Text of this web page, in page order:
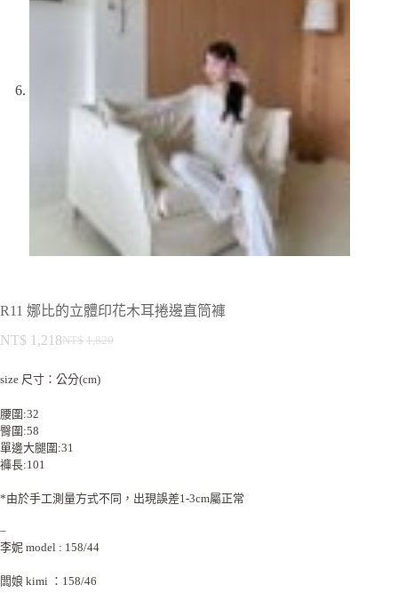
R11 娜比的立體印花木耳捲邊直筒褲
NT$ 1,820
NT$ 1,218
size 尺寸：公分(cm)
腰圍:32
臀圍:58
單邊大腿圍:31
褲長:101
*由於手工測量方式不同，出現誤差1-3cm屬正常
–
李妮 model : 158/44
闆娘 kimi ：158/46